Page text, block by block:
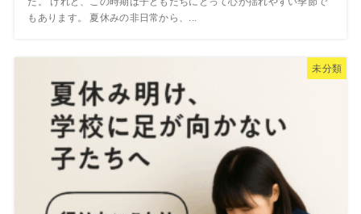
もあります。 夏休みの非日常から、...
未分類